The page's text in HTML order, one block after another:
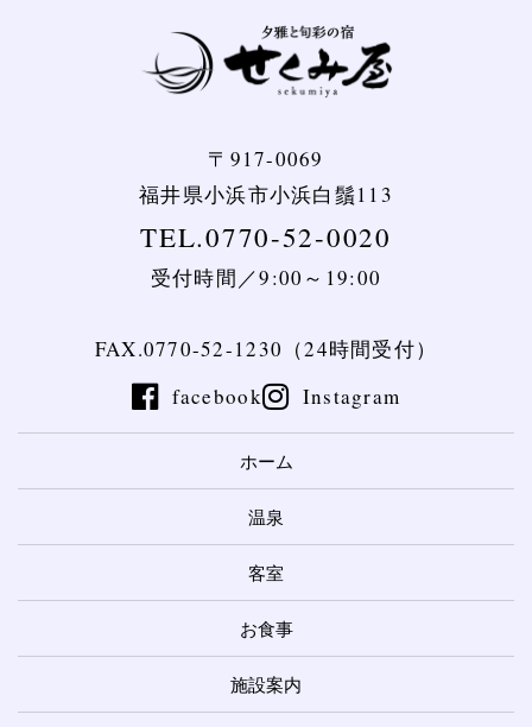
〒917-0069
福井県小浜市小浜白鬚113
TEL.0770-52-0020
受付時間／9:00～19:00
FAX.0770-52-1230（24時間受付）
facebook
Instagram
ホーム
温泉
客室
お食事
施設案内